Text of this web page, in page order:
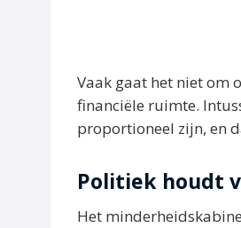
Vaak gaat het niet om
financiële ruimte.
proportioneel zijn, en
Politiek houdt
Het